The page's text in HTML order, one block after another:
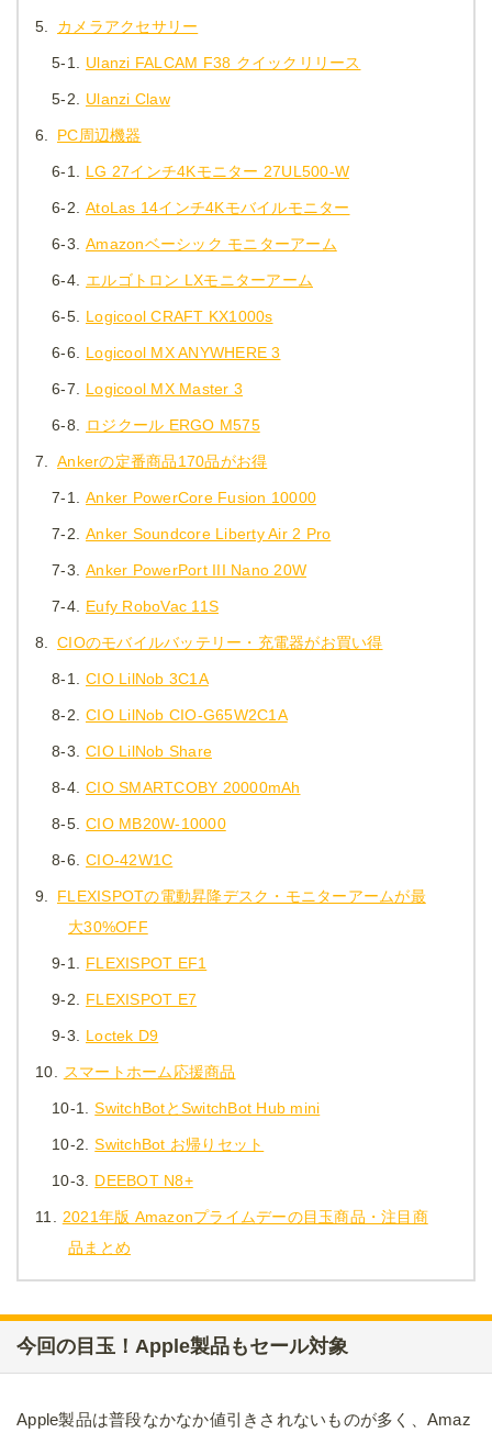
5. カメラアクセサリー
5-1. Ulanzi FALCAM F38 クイックリリース
5-2. Ulanzi Claw
6. PC周辺機器
6-1. LG 27インチ4Kモニター 27UL500-W
6-2. AtoLas 14インチ4Kモバイルモニター
6-3. Amazonベーシック モニターアーム
6-4. エルゴトロン LXモニターアーム
6-5. Logicool CRAFT KX1000s
6-6. Logicool MX ANYWHERE 3
6-7. Logicool MX Master 3
6-8. ロジクール ERGO M575
7. Ankerの定番商品170品がお得
7-1. Anker PowerCore Fusion 10000
7-2. Anker Soundcore Liberty Air 2 Pro
7-3. Anker PowerPort III Nano 20W
7-4. Eufy RoboVac 11S
8. CIOのモバイルバッテリー・充電器がお買い得
8-1. CIO LilNob 3C1A
8-2. CIO LilNob CIO-G65W2C1A
8-3. CIO LilNob Share
8-4. CIO SMARTCOBY 20000mAh
8-5. CIO MB20W-10000
8-6. CIO-42W1C
9.
FLEXISPOTの電動昇降デスク・モニターアームが最
大30%OFF
9-1. FLEXISPOT EF1
9-2. FLEXISPOT E7
9-3. Loctek D9
10. スマートホーム応援商品
10-1. SwitchBotとSwitchBot Hub mini
10-2. SwitchBot お帰りセット
10-3. DEEBOT N8+
11.
2021年版 Amazonプライムデーの目玉商品・注目商
品まとめ
今回の目玉！Apple製品もセール対象
Apple製品は普段なかなか値引きされないものが多く、Amaz